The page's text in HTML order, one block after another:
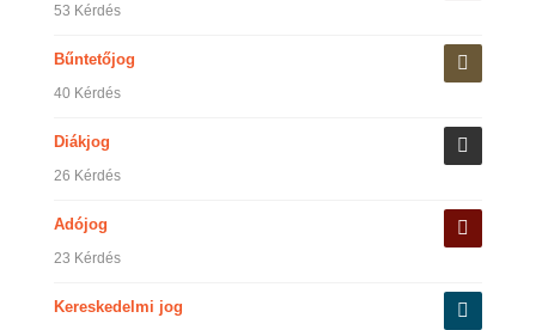
53 Kérdés
Bűntetőjog
40 Kérdés
Diákjog
26 Kérdés
Adójog
23 Kérdés
Kereskedelmi jog